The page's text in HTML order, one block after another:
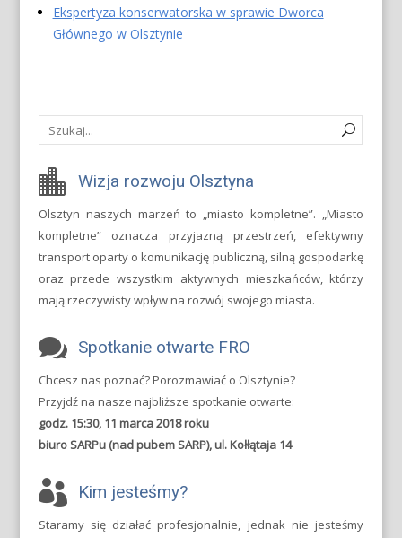
Ekspertyza konserwatorska w sprawie Dworca
Głównego w Olsztynie
Wizja rozwoju Olsztyna
Olsztyn naszych marzeń to „miasto kompletne”. „Miasto
kompletne” oznacza przyjazną przestrzeń, efektywny
transport oparty o komunikację publiczną, silną gospodarkę
oraz przede wszystkim aktywnych mieszkańców, którzy
mają rzeczywisty wpływ na rozwój swojego miasta.
Spotkanie otwarte FRO
Chcesz nas poznać? Porozmawiać o Olsztynie?
Przyjdź na nasze najbliższe spotkanie otwarte:
godz. 15:30, 11 marca 2018 roku
biuro SARPu (nad pubem SARP), ul. Kołłątaja 14
Kim jesteśmy?
Staramy się działać profesjonalnie, jednak nie jesteśmy